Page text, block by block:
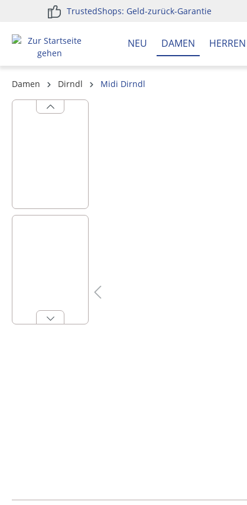
Zur Hauptnavigation springen
TrustedShops: Geld-zurück-Garantie
NEU DAMEN HERREN
Damen Dirndl
Midi Dirndl
Bildergalerie überspringen